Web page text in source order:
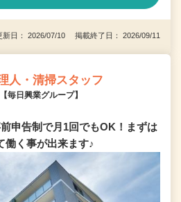
新日： 2026/07/10 掲載終了日： 2026/09/11
人・清掃スタッフ
日興業グループ】
申告制で月1回でもOK！まずは
働く事が出来ます♪